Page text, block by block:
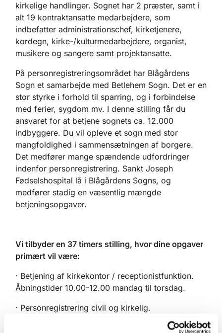
kirkelige handlinger. Sognet har 2 præster, samt i
alt 19 kontraktansatte medarbejdere, som
indbefatter administrationschef, kirketjenere,
kordegn, kirke-/kulturmedarbejdere, organist,
musikere og sangere samt projektansatte.
På personregistreringsområdet har Blågårdens
Sogn et samarbejde med Betlehem Sogn. Det er en
stor styrke i forhold til sparring, og i forbindelse
med ferier, sygdom mv. I denne stilling får du
ansvaret for at betjene sognets ca. 12.000
indbyggere. Du vil opleve et sogn med stor
mangfoldighed i sammensætningen af borgere.
Det medfører mange spændende udfordringer
indenfor personregistrering. Sankt Joseph
Fødselshospital lå i Blågårdens Sogns, og
medfører stadig en væsentlig mængde
betjeningsopgaver.
Vi tilbyder en 37 timers stilling, hvor dine opgaver
primært vil være:
· Betjening af kirkekontor / receptionistfunktion.
Åbningstider 10.00-12.00 mandag til torsdag.
· Personregistrering civil og kirkelig.
· Booking af kirkelige handlinger og ajourføring af